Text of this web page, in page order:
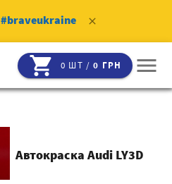
#braveukraine clear
shopping_cart 0 ШТ /0 ГРН menu
Автокраска Audi LY3D